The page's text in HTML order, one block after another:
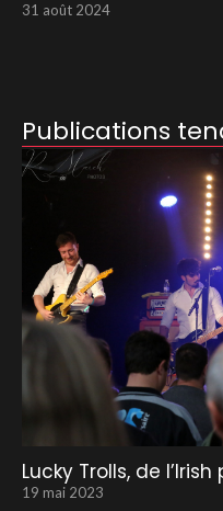
31 août 2024
Publications
Lucky Trolls, de
19 mai 2023